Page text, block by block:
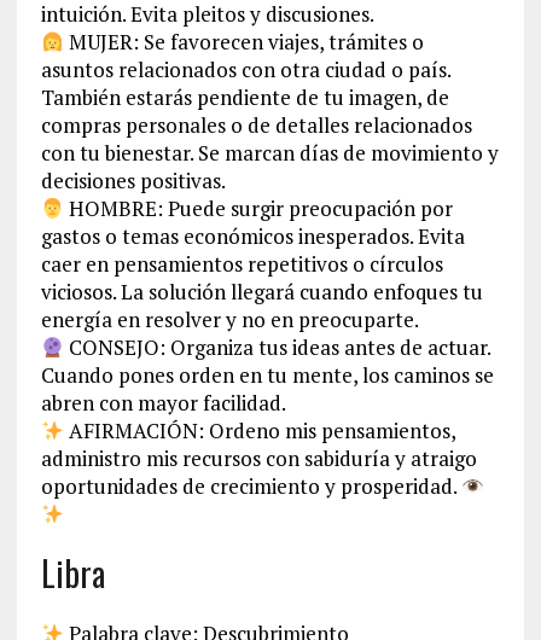
intuición. Evita pleitos y discusiones.
MUJER: Se favorecen viajes, trámites o
asuntos relacionados con otra ciudad o país.
También estarás pendiente de tu imagen, de
compras personales o de detalles relacionados
con tu bienestar. Se marcan días de movimiento y
decisiones positivas.
HOMBRE: Puede surgir preocupación por
gastos o temas económicos inesperados. Evita
caer en pensamientos repetitivos o círculos
viciosos. La solución llegará cuando enfoques tu
energía en resolver y no en preocuparte.
CONSEJO: Organiza tus ideas antes de actuar.
Cuando pones orden en tu mente, los caminos se
abren con mayor facilidad.
AFIRMACIÓN: Ordeno mis pensamientos,
administro mis recursos con sabiduría y atraigo
oportunidades de crecimiento y prosperidad.
Libra
Palabra clave: Descubrimiento